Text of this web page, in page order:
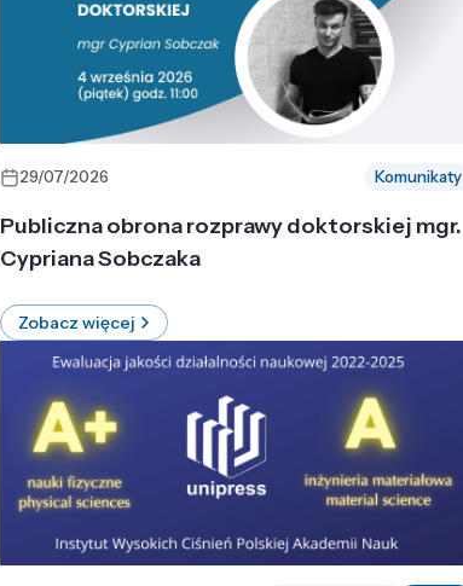
29/07/2026 Komunikaty
Publiczna obrona rozprawy doktorskiej mgr.
Cypriana Sobczaka
Zobacz więcej